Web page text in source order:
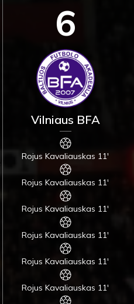
6
Vilniaus BFA
Rojus Kavaliauskas 11'
Rojus Kavaliauskas 11'
Rojus Kavaliauskas 11'
Rojus Kavaliauskas 11'
Rojus Kavaliauskas 11'
Rojus Kavaliauskas 11'